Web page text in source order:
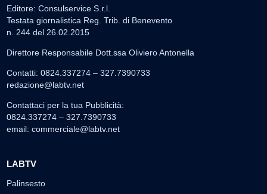
Editore: Consulservice S.r.l.
Testata giornalistica Reg. Trib. di Benevento
n. 244 del 26.02.2015
Direttore Responsabile Dott.ssa Oliviero Antonella
Contatti: 0824.337274 – 327.7390733
redazione@labtv.net
Contattaci per la tua Pubblicità:
0824.337274 – 327.7390733
email: commerciale@labtv.net
LABTV
Palinsesto